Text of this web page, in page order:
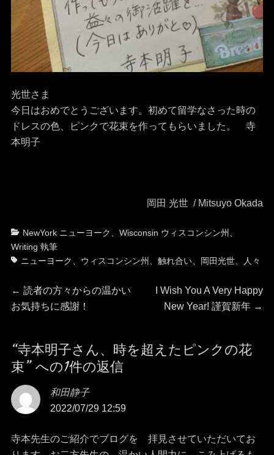
光世さま
今日はおめでとうございます。初めて留学なさった時の
ドレスの色、ピンクで花束を作ってもらいました。 寺
本明子
岡田 光世 / Mitsuyo Okada
カ
テ
ゴ
NewYork ニューヨーク Wisconsin ウィスコンシン州
Writing 執筆
ニューヨーク
ウィスコンシン州 触れ合い、 岡田光世、 人々
投
ナ
ビ
ゲ
ー
← 前
の
読者の方々からの温かい
お気持ちに感謝！
次
の
I Wish You A Very Happy
New Year! 謹賀新年 →
“寺本明子さん、時を超えたピンクの花
束” への1件の返信
和田静子よ
り:
2022/07/29 12:59
寺本先生のご紹介でブログを 拝見させていただいてお